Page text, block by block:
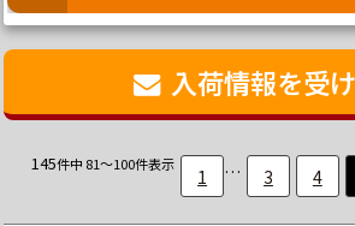
入荷情報を受
145件中 81～100件表示
1 … 3 4